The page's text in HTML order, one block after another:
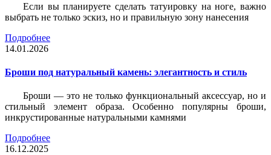
Если вы планируете сделать татуировку на ноге, важно
выбрать не только эскиз, но и правильную зону нанесения
Подробнее
14.01.2026
Броши под натуральный камень: элегантность и стиль
Броши — это не только функциональный аксессуар, но и
стильный элемент образа. Особенно популярны броши,
инкрустированные натуральными камнями
Подробнее
16.12.2025